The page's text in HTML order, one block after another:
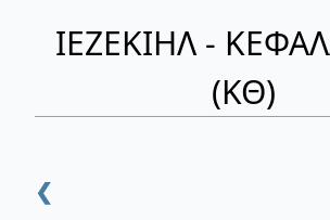
ΙΕΖΕΚΙΗΛ -
(ΚΘ)
❮